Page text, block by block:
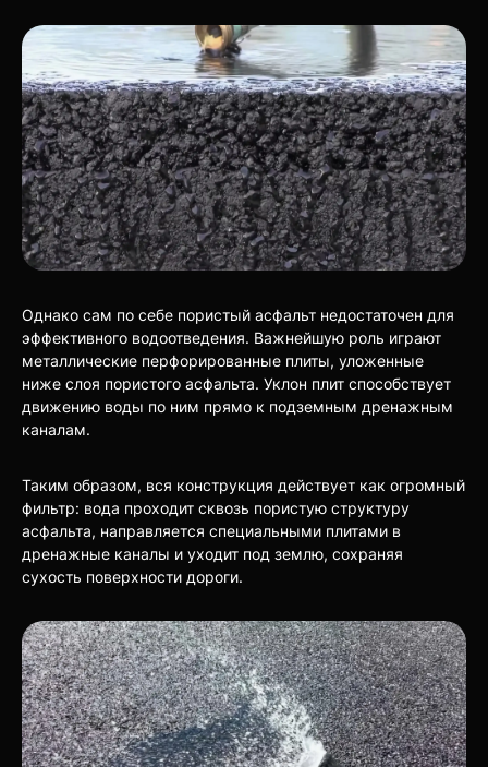
Однако сам по себе пористый асфальт недостаточен для
эффективного водоотведения. Важнейшую роль играют
металлические перфорированные плиты, уложенные
ниже слоя пористого асфальта. Уклон плит способствует
движению воды по ним прямо к подземным дренажным
каналам.
Таким образом, вся конструкция действует как огромный
фильтр: вода проходит сквозь пористую структуру
асфальта, направляется специальными плитами в
дренажные каналы и уходит под землю, сохраняя
сухость поверхности дороги.